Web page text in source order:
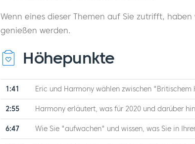
Wenn eines dieser Themen auf Sie zutrifft, haben
genießen werden.
Höhepunkte
1:41 Eric und Harmony wählen zwischen
2:55 Harmony erläutert, was für 2020 und darüber
6:47 Wie Sie "aufwachen" und wissen, was Sie in